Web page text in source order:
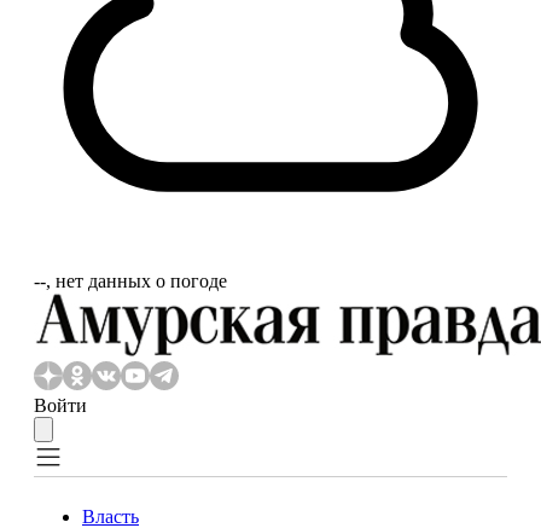
‐‐, нет данных о погоде
Войти
Власть